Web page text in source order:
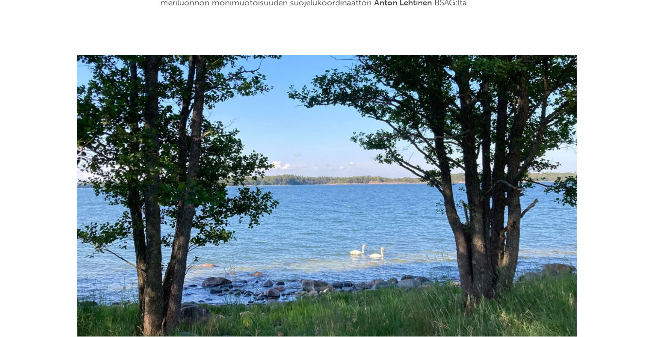
meriluonnon monimuotoisuuden suojelukoordinaattori Anton Lehtinen BSAG:lta.